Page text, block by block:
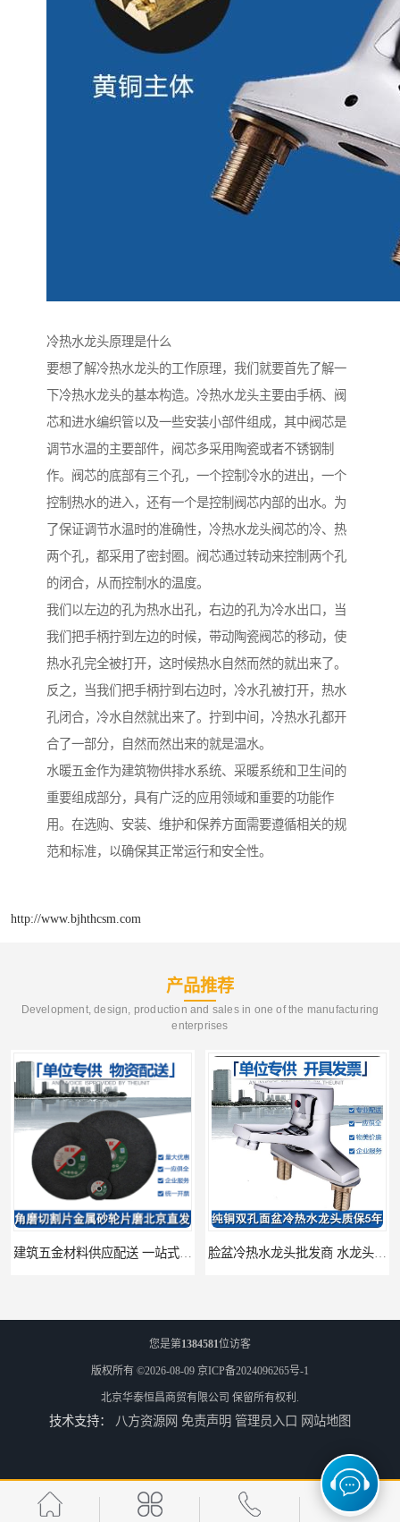
冷热水龙头原理是什么
要想了解冷热水龙头的工作原理，我们就要首先了解一
下冷热水龙头的基本构造。冷热水龙头主要由手柄、阀
芯和进水编织管以及一些安装小部件组成，其中阀芯是
调节水温的主要部件，阀芯多采用陶瓷或者不锈钢制
作。阀芯的底部有三个孔，一个控制冷水的进出，一个
控制热水的进入，还有一个是控制阀芯内部的出水。为
了保证调节水温时的准确性，冷热水龙头阀芯的冷、热
两个孔，都采用了密封圈。阀芯通过转动来控制两个孔
的闭合，从而控制水的温度。
我们以左边的孔为热水出孔，右边的孔为冷水出口，当
我们把手柄拧到左边的时候，带动陶瓷阀芯的移动，使
热水孔完全被打开，这时候热水自然而然的就出来了。
反之，当我们把手柄拧到右边时，冷水孔被打开，热水
孔闭合，冷水自然就出来了。拧到中间，冷热水孔都开
合了一部分，自然而然出来的就是温水。
水暖五金作为建筑物供排水系统、采暖系统和卫生间的
重要组成部分，具有广泛的应用领域和重要的功能作
用。在选购、安装、维护和保养方面需要遵循相关的规
范和标准，以确保其正常运行和安全性。
http://www.bjhthcsm.com
产品推荐
Development, design, production and sales in one of the manufacturing
enterprises
厨房冷热水龙头批发 三孔面盆通用中珠 24小时内送达 浴室冷热水龙头芯 三孔面盆通用中珠 24小时内送达
您是第1384581位访客
版权所有 ©2026-08-09 京ICP备2024096265号-1
北京华泰恒昌商贸有限公司 保留所有权利.
技术支持： 八方资源网 免责声明 管理员入口 网站地图